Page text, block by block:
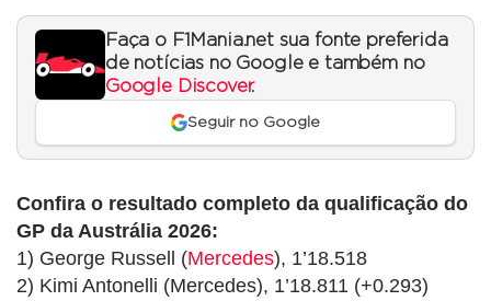
Faça o F1Mania.net sua fonte preferida
de notícias no Google e também no
Google Discover.
Seguir no Google
Confira o resultado completo da qualificação do
GP da Austrália 2026:
1) George Russell (Mercedes), 1’18.518
2) Kimi Antonelli (Mercedes), 1’18.811 (+0.293)